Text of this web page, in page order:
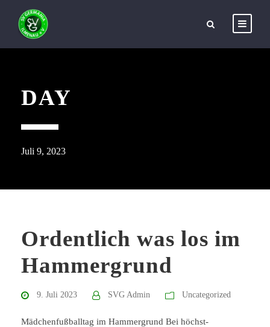
DAY
Juli 9, 2023
Ordentlich was los im
Hammergrund
9. Juli 2023 SVG Admin Uncategorized
Mädchenfußballtag im Hammergrund Bei höchst-